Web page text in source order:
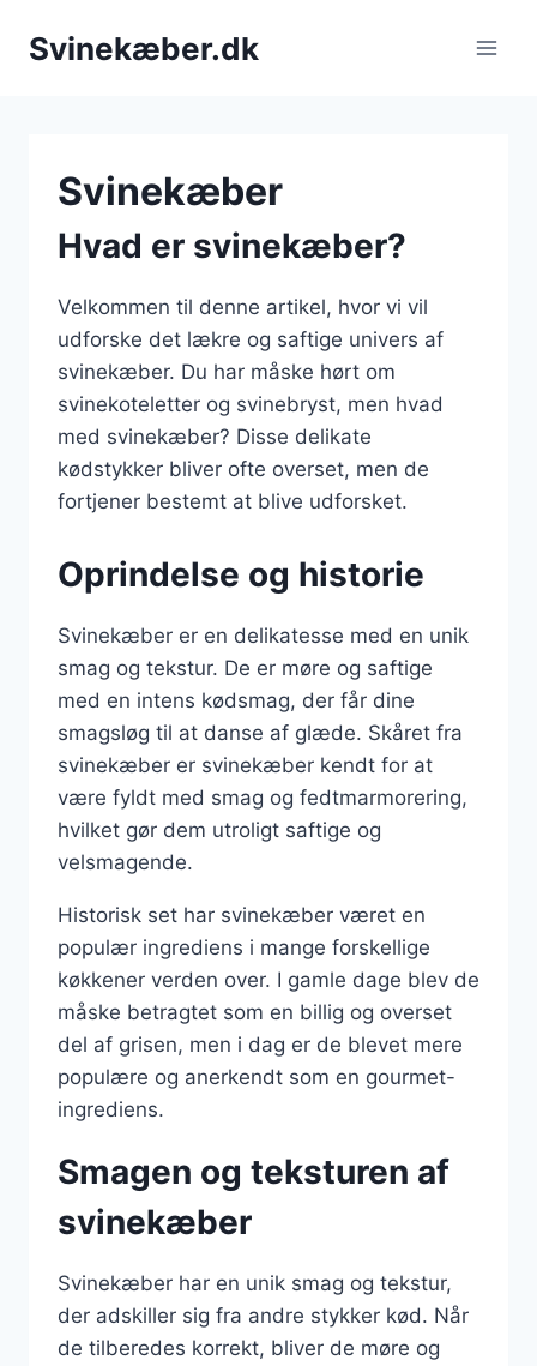
Svinekæber.dk
Svinekæber
Hvad er svinekæber?
Velkommen til denne artikel, hvor vi vil
udforske det lækre og saftige univers af
svinekæber. Du har måske hørt om
svinekoteletter og svinebryst, men hvad
med svinekæber? Disse delikate
kødstykker bliver ofte overset, men de
fortjener bestemt at blive udforsket.
Oprindelse og historie
Svinekæber er en delikatesse med en unik
smag og tekstur. De er møre og saftige
med en intens kødsmag, der får dine
smagsløg til at danse af glæde. Skåret fra
svinekæber er svinekæber kendt for at
være fyldt med smag og fedtmarmorering,
hvilket gør dem utroligt saftige og
velsmagende.
Historisk set har svinekæber været en
populær ingrediens i mange forskellige
køkkener verden over. I gamle dage blev de
måske betragtet som en billig og overset
del af grisen, men i dag er de blevet mere
populære og anerkendt som en gourmet-
ingrediens.
Smagen og teksturen af
svinekæber
Svinekæber har en unik smag og tekstur,
der adskiller sig fra andre stykker kød. Når
de tilberedes korrekt, bliver de møre og